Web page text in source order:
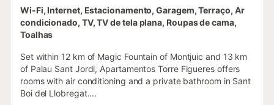
Wi-Fi, Internet, Estacionamento, Garagem, Terraço, Ar
condicionado, TV, TV de tela plana, Roupas de cama,
Toalhas
Set within 12 km of Magic Fountain of Montjuic and 13 km
of Palau Sant Jordi, Apartamentos Torre Figueres offers
rooms with air conditioning and a private bathroom in Sant
Boi del Llobregat....